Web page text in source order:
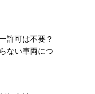
許可は不要？
ない車両につ